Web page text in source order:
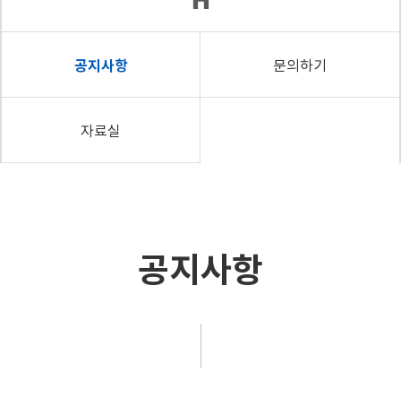
공지사항 문의하기
자료실
공지사항